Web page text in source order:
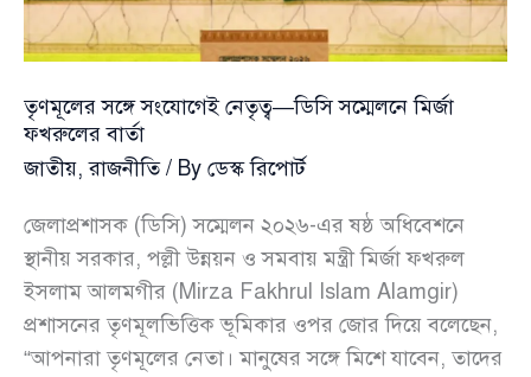
তৃণমূলের সঙ্গে সংযোগেই নেতৃত্ব—ডিসি সম্মেলনে মির্জা
ফখরুলের বার্তা
জাতীয়,রাজনীতি/ By ডেস্ক রিপোর্ট
জেলাপ্রশাসক (ডিসি) সম্মেলন ২০২৬-এর ষষ্ঠ অধিবেশনে
স্থানীয় সরকার, পল্লী উন্নয়ন ও সমবায় মন্ত্রী মির্জা ফখরুল
ইসলাম আলমগীর (Mirza Fakhrul Islam Alamgir)
প্রশাসনের তৃণমূলভিত্তিক ভূমিকার ওপর জোর দিয়ে বলেছেন,
“আপনারা তৃণমূলের নেতা। মানুষের সঙ্গে মিশে যাবেন, তাদের